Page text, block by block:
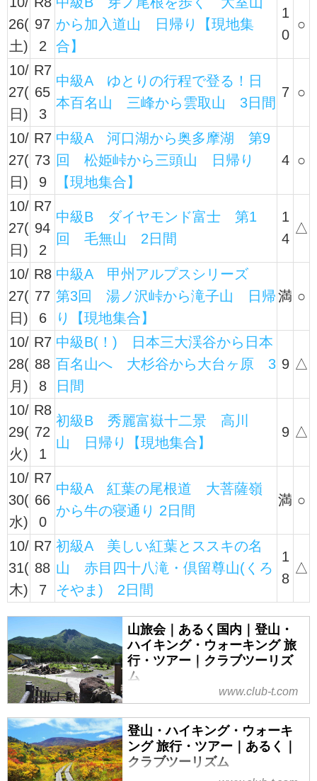
26(
土)
97
2
から加入道山 日帰り【現地集
合】
1
0
○
10/
27(
日)
R7
65
3
中級A ゆとりの行程で登る！日
本百名山 三峰から雲取山 3日間
7 ○
10/
27(
日)
R7
73
9
中級A 河口湖から奥多摩湖 第9
回 松姫峠から三頭山 日帰り
【現地集合】
4 ○
10/
27(
日)
R7
94
2
中級B ダイヤモンド富士 第1
回 毛無山 2日間
1
4
△
10/
27(
日)
R8
77
6
中級A 甲州アルプスシリーズ
第3回 湯ノ沢峠から滝子山 日帰
り【現地集合】
満 ○
10/
28(
月)
R7
88
8
中級B(！) 日本三大渓谷から日本
百名山へ 大杉谷から大台ヶ原 3
日間
9 △
10/
29(
火)
R8
72
1
初級B 秀麗富嶽十二景 高川
山 日帰り【現地集合】
9 △
10/
30(
水)
R7
66
0
中級A 紅葉の尾根道 大菩薩嶺
から牛の寝通り 2日間
満 ○
10/
31(
木)
R7
88
7
初級A 美しい紅葉とススキの名
山 赤目四十八滝・倶留尊山(くろ
そやま) 2日間
1
8
△
山旅会｜あるく国内｜登山・
ハイキング・ウォーキング 旅
行・ツアー｜クラブツーリズ
ム
山旅会（ツアー）特集なら、クラ
ブツーリズムにおまかせ！安心で
快適な専属講師と専属添乗員が同
行。入門から上級までレベル、目
的に応じてクラス分けされた多彩
www.club-t.com
登山・ハイキング・ウォーキ
ング 旅行・ツアー｜あるく｜
クラブツーリズム